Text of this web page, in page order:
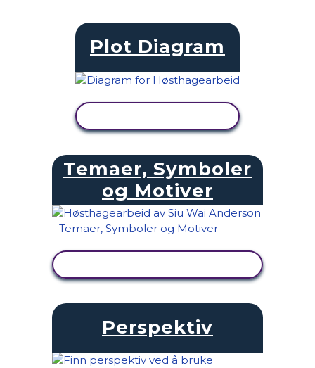
Plot Diagram
Temaer, Symboler
og Motiver
Perspektiv